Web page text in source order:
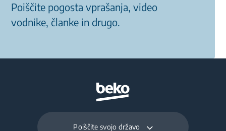
Poiščite pogosta vprašanja, video
vodnike, članke in drugo.
Poiščite svojo državo